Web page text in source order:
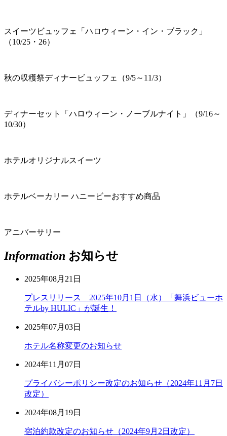
スイーツビュッフェ「ハロウィーン・イン・ブラック」
（10/25・26）
秋の収穫祭ディナービュッフェ（9/5～11/3）
ディナーセット「ハロウィーン・ノーブルナイト」（9/16～
10/30）
ホテルオリジナルスイーツ
ホテルベーカリー ハニービーおすすめ商品
アニバーサリー
Information お知らせ
2025年08月21日
プレスリリース 2025年10月1日（水）「舞浜ビューホ
テルby HULIC」が誕生！
2025年07月03日
ホテル名称変更のお知らせ
2024年11月07日
プライバシーポリシー改定のお知らせ（2024年11月7日
改定）
2024年08月19日
宿泊約款改定のお知らせ（2024年9月2日改定）